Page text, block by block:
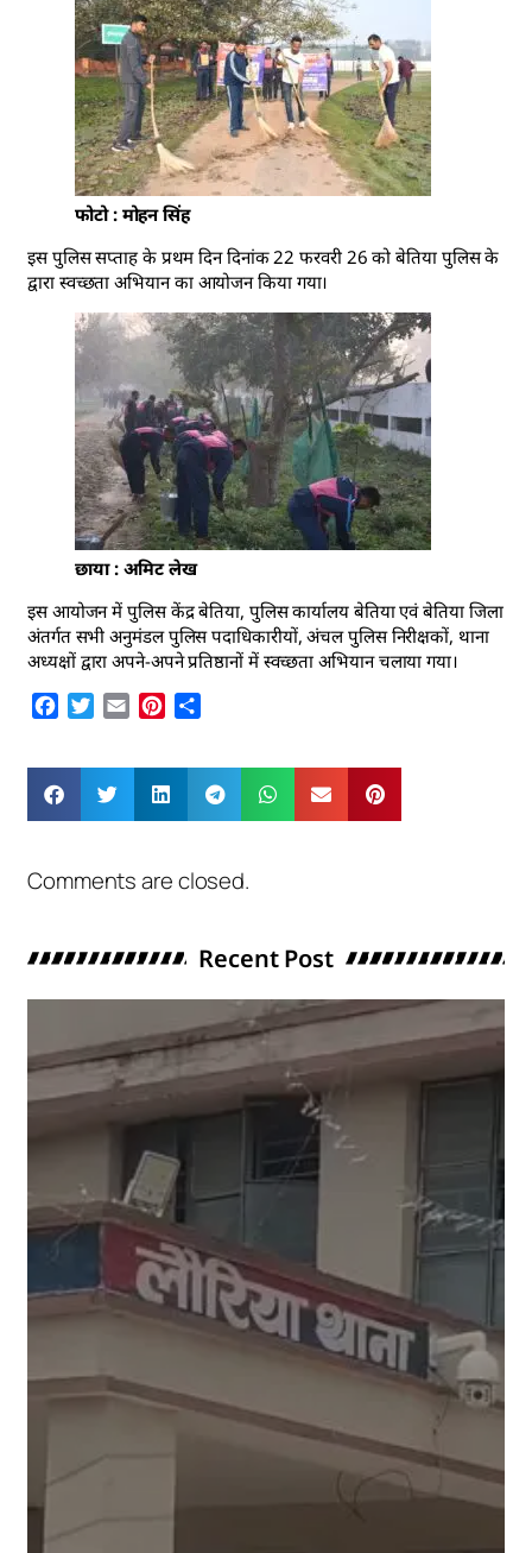
फोटो : मोहन सिंह
इस पुलिस सप्ताह के प्रथम दिन दिनांक 22 फरवरी 26 को बेतिया पुलिस के
द्वारा स्वच्छता अभियान का आयोजन किया गया।
छाया : अमिट लेख
इस आयोजन में पुलिस केंद्र बेतिया, पुलिस कार्यालय बेतिया एवं बेतिया जिला
अंतर्गत सभी अनुमंडल पुलिस पदाधिकारीयों, अंचल पुलिस निरीक्षकों, थाना
अध्यक्षों द्वारा अपने-अपने प्रतिष्ठानों में स्वच्छता अभियान चलाया गया।
Facebook
Twitter
Email Pinterest
Comments are closed.
Recent Post